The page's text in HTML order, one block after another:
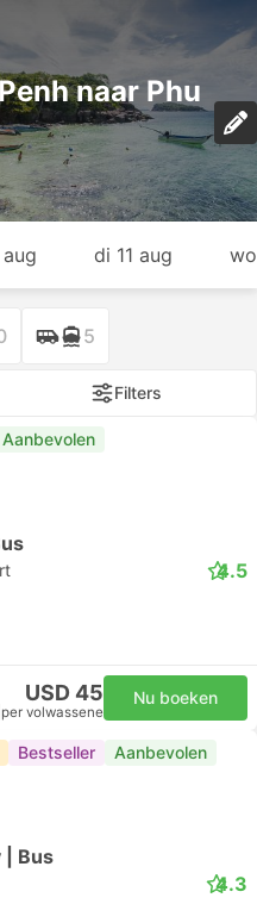
naar Phu
di 11 aug
5
Filters
Aanbevolen
4.5
USD 45
per volwassene
Nu boeken
Bestseller Aanbevolen
| Bus
4.3